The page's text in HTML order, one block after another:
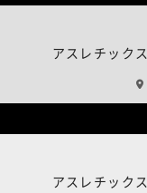
アスレチックス
アスレチックス